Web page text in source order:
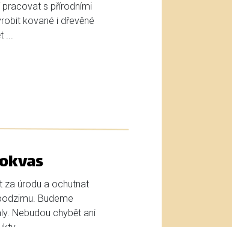
s přírodními
kované i dřevěné
...
za úrodu a ochutnat
Budeme
Nebudou chybět ani